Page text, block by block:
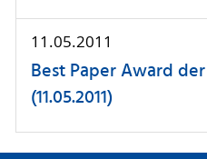
11.05.2011
Best Paper Award der
(11.05.2011)